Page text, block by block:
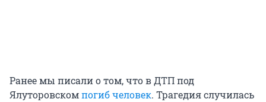
Ранее мы писали о том, что в ДТП под
Ялуторовскомпогиб человек. Трагедия случилась